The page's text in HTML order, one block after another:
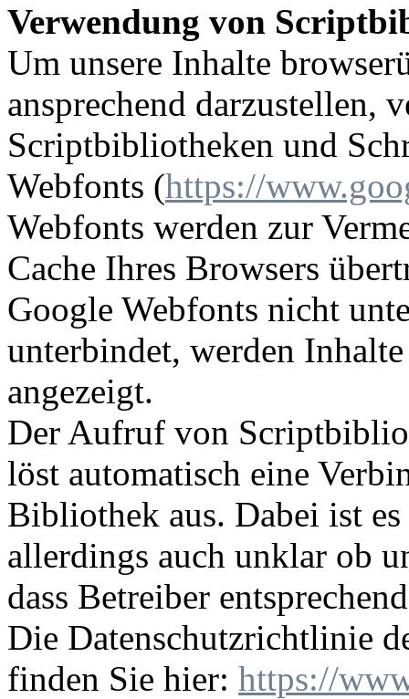
Verwendung von
Um unsere Inhalte
ansprechend darzustellen,
Scriptbibliotheken und
Webfonts (https://
Webfonts werden zur
Cache Ihres Browsers
Google Webfonts nicht
unterbindet, werden
angezeigt.
Der Aufruf von
löst automatisch eine
Bibliothek aus. Dabei ist
allerdings auch unklar ob
dass Betreiber
Die Datenschutzrichtlinie
finden Sie hier: https://